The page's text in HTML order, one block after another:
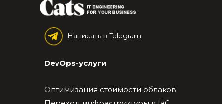
DevOps-услуги
Оптимизация стоимости облаков
Написать в Telegram